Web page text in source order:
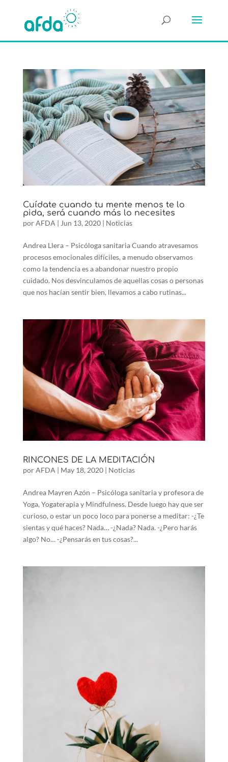
Cuídate cuando tu mente menos te lo
pida, será cuando más lo necesites
porAFDA | Jun 13, 2020| Noticias
Andrea Llera – Psicóloga sanitaria Cuando atravesamos
procesos emocionales difíciles, a menudo observamos
como la tendencia es a abandonar nuestro propio
cuidado. Nos desvinculamos de aquellas cosas o personas
que nos hacían sentir bien, llevamos a cabo rutinas...
RINCONES DE LA MEDITACIÓN
porAFDA | May 18, 2020| Noticias
Andrea Mayren Azón – Psicóloga sanitaria y profesora de
Yoga, Yogaterapia y Mindfulness. Desde luego hay que ser
curioso, o estar un poco loco para ponerse a meditar: -¿Te
sientas y qué haces? Nada… -¿Nada? Nada. -¿Pero harás
algo? No… -¿Pensarás en tus cosas?...